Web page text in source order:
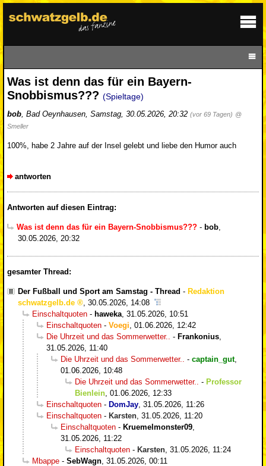
Was ist denn das für ein Bayern-
Snobbismus??? (Spieltage)
bob, Bad Oeynhausen, Samstag, 30.05.2026, 20:32 (vor 69 Tagen) @
Smeller
100%, habe 2 Jahre auf der Insel gelebt und liebe den Humor auch
antworten
Antworten auf diesen Eintrag:
Was ist denn das für ein Bayern-Snobbismus??? - bob,
30.05.2026, 20:32
gesamter Thread:
Der Fußball und Sport am Samstag - Thread - Redaktion
schwatzgelb.de
30.05.2026, 14:08
Einschaltquoten - haweka 31.05.2026, 10:51
Einschaltquoten - Voegi 01.06.2026, 12:42
Die Uhrzeit und das Sommerwetter..
- Frankonius
31.05.2026, 11:40
Die Uhrzeit und das Sommerwetter..
- captain_gut,
01.06.2026, 10:48
Die Uhrzeit und das Sommerwetter..
- Professor
Bienlein 01.06.2026, 12:33
Einschaltquoten - DomJay 31.05.2026, 11:26
Einschaltquoten - Karsten 31.05.2026, 11:20
Einschaltquoten - Kruemelmonster09
31.05.2026, 11:22
Einschaltquoten - Karsten 31.05.2026, 11:24
Mbappe - SebWagn 31.05.2026, 00:11